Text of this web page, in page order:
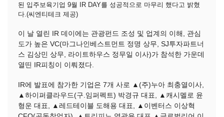
된 입주보육기업 9월 IR DAY를 성공적으로 마무리 했다고 밝혔
다.(씨엔티테크 제공)
이 날 열린 IR 데이에는 관광펀드 조성 및 업계의 이해, 관심
도가 높은 VC(마그나인베스트먼트 정명 상무, SJ투자파트너
스 김상민 상무, 라이트하우스 정무일 이사)가 참석한 가운데
열띤 IR피칭이 이뤄졌다.
IR에 발표에 참가한 기업은 7개 사로 ▲(주)누아 최충열이사,
▲하이퍼클라우드(구.임퍼펙트) 박경규 대표, ▲캐시멜로 윤
형운 대표, ▲레드테이블 도해용 대표, ▲이벤터스 이상혁